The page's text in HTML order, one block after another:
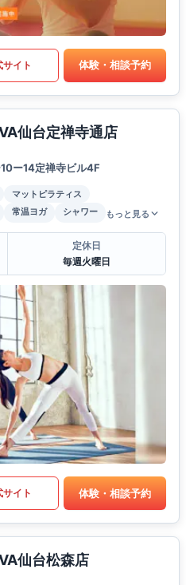
サイト 体験・相談予約
仙台定禅寺通店
ー14定禅寺ビル4F
マットピラティス
常温ヨガ シャワー もっと見る
定休日
毎週火曜日
サイト 体験・相談予約
仙台松森店